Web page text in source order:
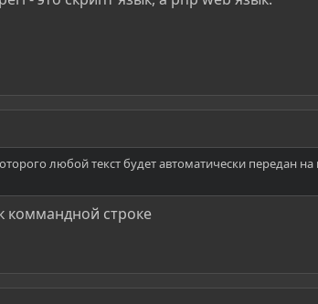
любой текст будет автоматически передан
коммандной строке